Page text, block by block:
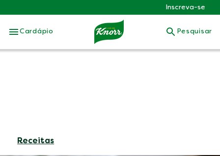
Skip to:
Inscreva-se
Cardápio Pesquisar
Receitas